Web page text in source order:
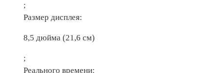
;
Размер дисплея:
8,5 дюйма (21,6 см)
;
Реального времени: